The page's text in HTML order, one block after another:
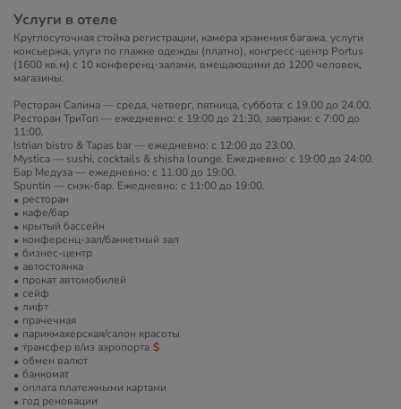
Услуги в отеле
Круглосуточная стойка регистрации, камера хранения багажа, услуги
консьержа, улуги по глажке одежды (платно), конгресс-центр Portus
(1600 кв.м) с 10 конференц-залами, вмещающими до 1200 человек,
магазины.
Ресторан Салина — среда, четверг, пятница, суббота: с 19.00 до 24.00.
Ресторан ТриТоп — ежедневно: с 19:00 до 21:30, завтраки: с 7:00 до
11:00.
Istrian bistro & Tapas bar — ежедневно: с 12:00 до 23:00.
Mystica — sushi, cocktails & shisha lounge. Ежедневно: с 19:00 до 24:00.
Бар Медуза — ежедневно: с 11:00 до 19:00.
Spuntin — снэк-бар. Ежедневно: с 11:00 до 19:00.
ресторан
кафе/бар
крытый бассейн
конференц-зал/банкетный зал
бизнес-центр
автостоянка
прокат автомобилей
сейф
лифт
прачечная
парикмахерская/салон красоты
трансфер в/из аэропорта
обмен валют
банкомат
оплата платежными картами
год реновации